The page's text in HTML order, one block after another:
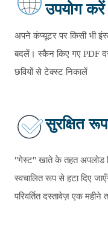
उपयोग करें
अपने कंप्यूटर पर किसी भी
बदलें। स्कैन किए गए PDF
छवियों से टेक्स्ट निकालें
सुरक्षित
"गेस्ट" खाते के तहत अपलोड
स्वचालित रूप से हटा दिए
परिवर्तित दस्तावेज़ एक